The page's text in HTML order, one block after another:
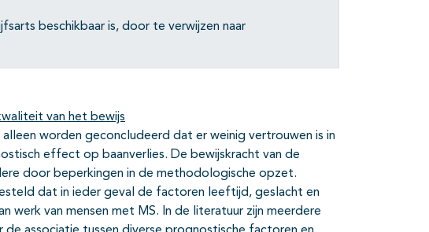
beschikbaar is, door te verwijzen naar
van het bewijs
worden geconcludeerd dat er weinig vertrouwen is in
effect op baanverlies. De bewijskracht van de
door beperkingen in de methodologische opzet.
dat in ieder geval de factoren leeftijd, geslacht en
werk van mensen met MS. In de literatuur zijn meerdere